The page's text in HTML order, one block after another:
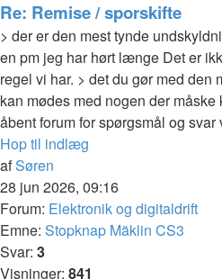
Re: Remise / sporskifte
> der er den mest tynde
en pm jeg har hørt længe Det er
regel vi har. > det du gør med den
kan mødes med nogen der
åbent forum for spørgsmål og svar
Hop til indlæg
afSøren
28 jun 2026, 09:16
Forum: Elektronik og digitaldrift
Emne: Stopknap Mäklin CS3
Svar: 3
Visninger: 841